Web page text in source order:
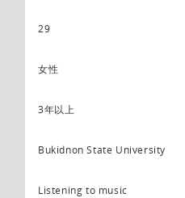
29
女性
3年以上
Bukidnon State University
Listening to music